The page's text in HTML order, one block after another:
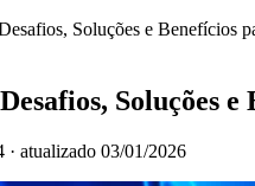
Soluções e Benefícios
Soluções e
· atualizado 03/01/2026